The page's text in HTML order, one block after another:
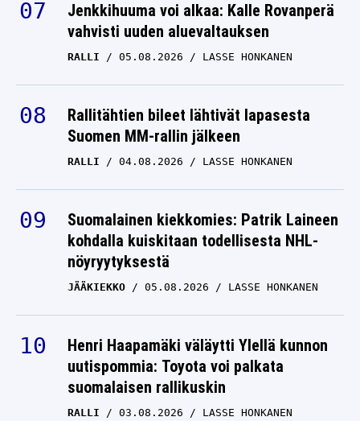
Jenkkihuuma voi alkaa: Kalle Rovanperä
vahvisti uuden aluevaltauksen
RALLI 05.08.2026 LASSE HONKANEN
Rallitähtien bileet lähtivät lapasesta
Suomen MM-rallin jälkeen
RALLI 04.08.2026 LASSE HONKANEN
Suomalainen kiekkomies: Patrik Laineen
kohdalla kuiskitaan todellisesta NHL-
nöyryytyksestä
JÄÄKIEKKO 05.08.2026 LASSE HONKANEN
Henri Haapamäki väläytti Ylellä kunnon
uutispommia: Toyota voi palkata
suomalaisen rallikuskin
RALLI 03.08.2026 LASSE HONKANEN